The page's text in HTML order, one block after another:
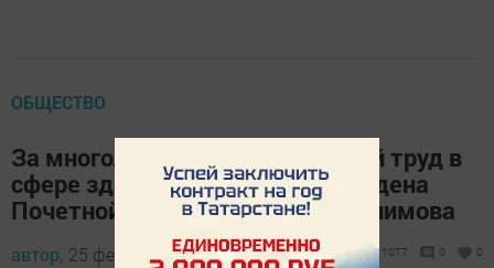
ОБЩЕСТВО
За многолетний и плодотворный труд в
сфере здравоохранения награждена
Почетной грамотой Эльмира Галимова
автор, 25 февраля 2014 - 11:04 1077 0 0